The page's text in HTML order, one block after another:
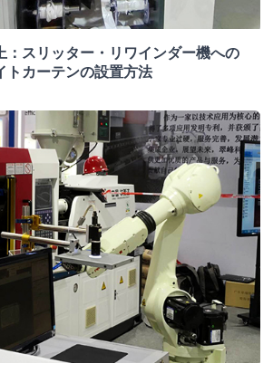
：スリッター・リワインダー機への
トカーテンの設置方法